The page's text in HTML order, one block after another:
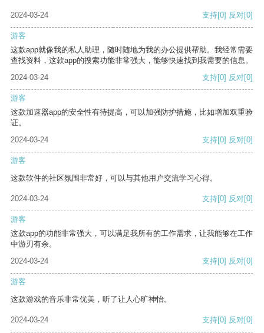
2024-03-24 支持[0] 反对[0]
游客
这款app就像我的私人助理，随时随地为我的办公提供帮助。我经常需要
查找资料，这款app的搜索功能非常强大，能够快速找到我需要的信息。
2024-03-24
支持[0] 反对[0]
游客
这款加速器app的安全性有待提高，可以加强防护措施，比如增加双重验
证。
2024-03-24
支持[0] 反对[0]
游客
这款软件的社区氛围非常好，可以与其他用户交流学习心得。
2024-03-24 支持[0] 反对[0]
游客
这款app的功能非常强大，可以满足我所有的工作需求，让我能够在工作
中游刃有余。
2024-03-24
支持[0] 反对[0]
游客
这款游戏的音乐非常优美，听了让人心旷神怡。
2024-03-24 支持[0] 反对[0]